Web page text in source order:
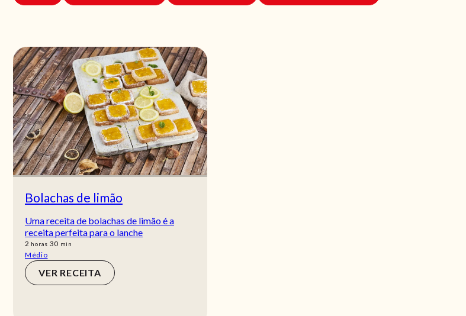
Bolachas de limão
Uma receita de bolachas de limão é a
receita perfeita para o lanche
2 horas
horas 30 min
min
Médio
VER RECEITA